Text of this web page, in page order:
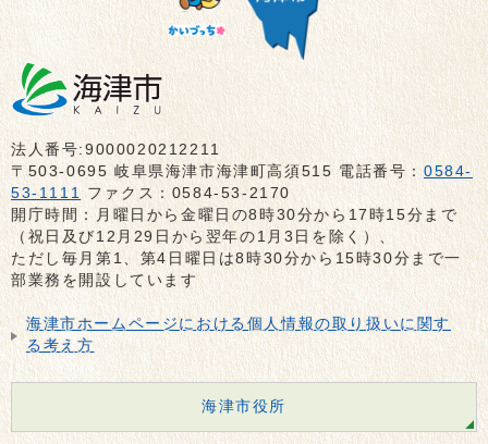
法人番号:9000020212211
〒503-0695 岐阜県海津市海津町高須515 電話番号：0584-
53-1111 ファクス：0584-53-2170
開庁時間：月曜日から金曜日の8時30分から17時15分まで
（祝日及び12月29日から翌年の1月3日を除く）、
ただし毎月第1、第4日曜日は8時30分から15時30分まで一
部業務を開設しています
海津市ホームページにおける個人情報の取り扱いに関す
る考え方
海津市役所